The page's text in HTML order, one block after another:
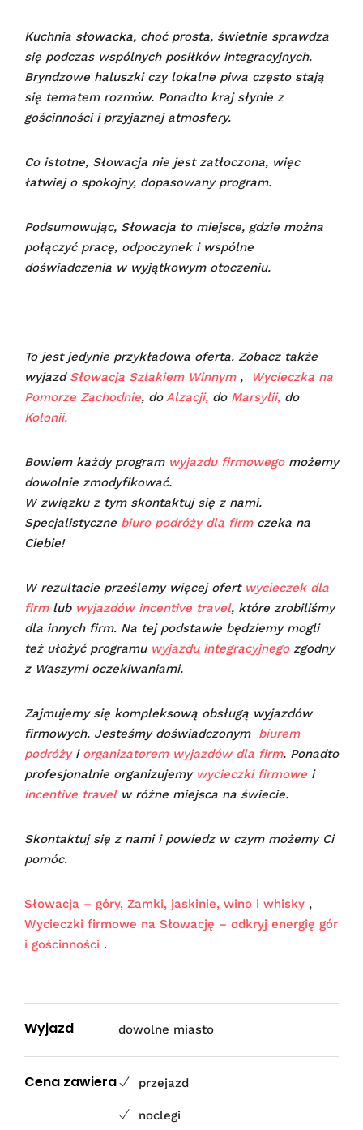
Kuchnia słowacka, choć prosta, świetnie sprawdza
się podczas wspólnych posiłków integracyjnych.
Bryndzowe haluszki czy lokalne piwa często stają
się tematem rozmów. Ponadto kraj słynie z
gościnności i przyjaznej atmosfery.
Co istotne, Słowacja nie jest zatłoczona, więc
łatwiej o spokojny, dopasowany program.
Podsumowując, Słowacja to miejsce, gdzie można
połączyć pracę, odpoczynek i wspólne
doświadczenia w wyjątkowym otoczeniu.
To jest jedynie przykładowa oferta. Zobacz także
wyjazd Słowacja Szlakiem Winnym,
Wycieczka na
Pomorze Zachodnie, do Alzacji, do Marsylii, do
Kolonii.
Bowiem każdy program wyjazdu firmowegomożemy
dowolnie zmodyfikować.
W związku z tym skontaktuj się z nami.
Specjalistyczne biuro podróży dla firmczeka na
Ciebie!
W rezultacie prześlemy więcej ofert wycieczek dla
firmlub wyjazdów incentive travel, które zrobiliśmy
dla innych firm. Na tej podstawie będziemy mogli
też ułożyć programu wyjazdu integracyjnegozgodny
z Waszymi oczekiwaniami.
Zajmujemy się kompleksową obsługą wyjazdów
firmowych. Jesteśmy doświadczonym biurem
podróżyi organizatorem wyjazdów dla firm. Ponadto
profesjonalnie organizujemy wycieczki firmowe i
incentive travelw różne miejsca na świecie.
Skontaktuj się z nami i powiedz w czym możemy Ci
pomóc.
Słowacja – góry, Zamki, jaskinie, wino i whisky ,
Wycieczki firmowe na Słowację – odkryj energię gór
i gościnności .
Wyjazd dowolne miasto
Cena zawiera przejazd
noclegi